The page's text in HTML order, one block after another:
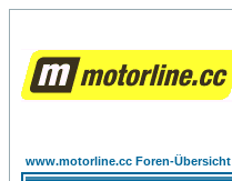
www.motorline.cc Foren-Übersicht